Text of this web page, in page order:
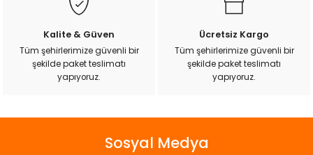
Kalite & Güven
Tüm şehirlerimize güvenli bir
şekilde paket teslimatı
yapıyoruz.
Ücretsiz Kargo
Tüm şehirlerimize güvenli bir
şekilde paket teslimatı
yapıyoruz.
Sosyal Medya